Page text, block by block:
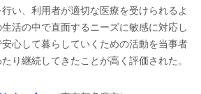
い、利用者が適切な医療を受けられるよ
活の中で直面するニーズに敏感に対応し
心して暮らしていくための活動を当事者
り継続してきたことが高く評価された。